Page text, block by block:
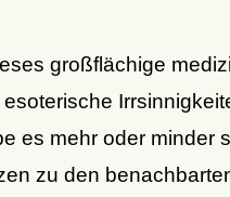
großflächige
es mehr oder minder
zu den